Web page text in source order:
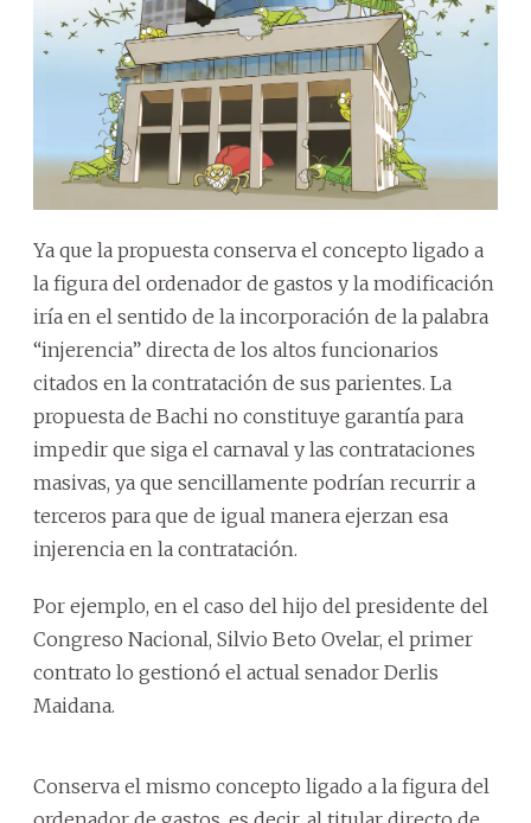
Ya que la propuesta conserva el concepto ligado a
la figura del ordenador de gastos y la modificación
iría en el sentido de la incorporación de la palabra
“injerencia” directa de los altos funcionarios
citados en la contratación de sus parientes. La
propuesta de Bachi no constituye garantía para
impedir que siga el carnaval y las contrataciones
masivas, ya que sencillamente podrían recurrir a
terceros para que de igual manera ejerzan esa
injerencia en la contratación.
Por ejemplo, en el caso del hijo del presidente del
Congreso Nacional, Silvio Beto Ovelar, el primer
contrato lo gestionó el actual senador Derlis
Maidana.
Conserva el mismo concepto ligado a la figura del